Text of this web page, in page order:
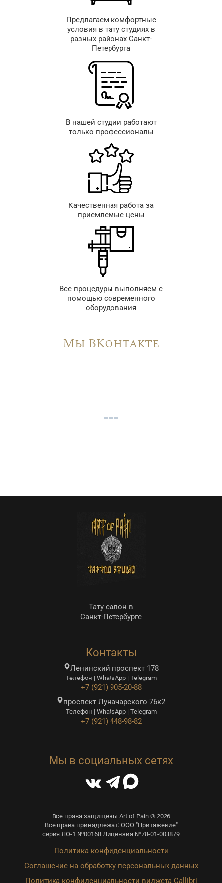
Предлагаем комфортные
условия в тату студиях в
разных районах Санкт-
Петербурга
В нашей студии работают
только профессионалы
Качественная работа за
приемлемые цены
Все процедуры выполняем с
помощью современного
оборудования
Мы ВКонтакте
Тату салон в
Санкт-Петербурге
Контакты
Ленинский проспект 178
Телефон | WhatsApp | Telegram
+7 (921) 905-20-88
проспект Луначарского 76к2
Телефон | WhatsApp | Telegram
+7 (921) 448-98-82
Мы в социальных сетях
Все права защищены Art of Pain © 2026
Все права принадлежат: ООО "Притяжение"
серия ЛО-1 №00168 Лицензия №78-01-003879
Политика конфиденциальности
Соглашение на обработку персональных данных
Политика конфиденциальности виджета Callibri